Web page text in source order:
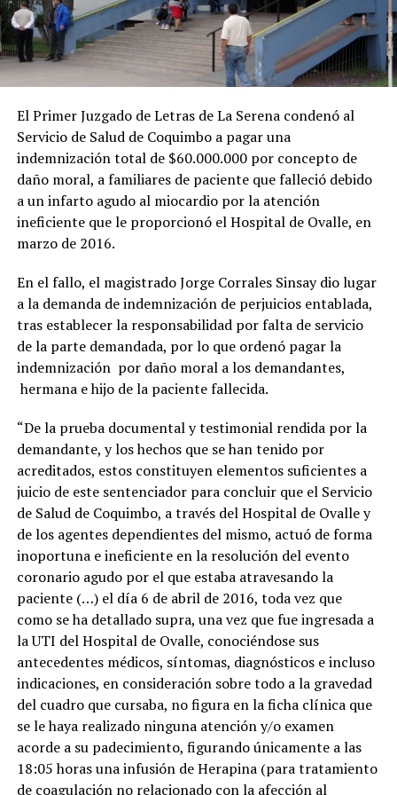
El Primer Juzgado de Letras de La Serena condenó al
Servicio de Salud de Coquimbo a pagar una
indemnización total de $60.000.000 por concepto de
daño moral, a familiares de paciente que falleció debido
a un infarto agudo al miocardio por la atención
ineficiente que le proporcionó el Hospital de Ovalle, en
marzo de 2016.
En el fallo, el magistrado Jorge Corrales Sinsay dio lugar
a la demanda de indemnización de perjuicios entablada,
tras establecer la responsabilidad por falta de servicio
de la parte demandada, por lo que ordenó pagar la
indemnización por daño moral a los demandantes,
hermana e hijo de la paciente fallecida.
“De la prueba documental y testimonial rendida por la
demandante, y los hechos que se han tenido por
acreditados, estos constituyen elementos suficientes a
juicio de este sentenciador para concluir que el Servicio
de Salud de Coquimbo, a través del Hospital de Ovalle y
de los agentes dependientes del mismo, actuó de forma
inoportuna e ineficiente en la resolución del evento
coronario agudo por el que estaba atravesando la
paciente (…) el día 6 de abril de 2016, toda vez que
como se ha detallado supra, una vez que fue ingresada a
la UTI del Hospital de Ovalle, conociéndose sus
antecedentes médicos, síntomas, diagnósticos e incluso
indicaciones, en consideración sobre todo a la gravedad
del cuadro que cursaba, no figura en la ficha clínica que
se le haya realizado ninguna atención y/o examen
acorde a su padecimiento, figurando únicamente a las
18:05 horas una infusión de Herapina (para tratamiento
de coagulación no relacionado con la afección al